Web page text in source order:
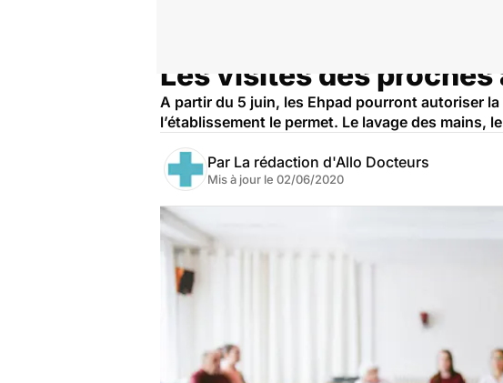
Les visites des
A partir du 5 juin, les Ehpad pourront autoriser
l’établissement le permet. Le lavage des
Par La rédaction d'Allo Docteurs
Mis à jour le 02/06/2020